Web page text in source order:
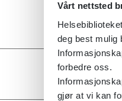
Vårt nettsted
deg best mulig
forbedre oss.
gjør at vi kan